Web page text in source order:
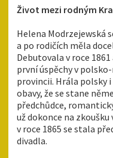
Život mezi rodným
Helena Modrzejewská
a po rodičích měla
Debutovala v roce
první úspěchy v
provincii. Hrála polsky
obavy, že se stane
předchůdce,
už dokonce na zkoušku
v roce 1865 se stala
divadla.